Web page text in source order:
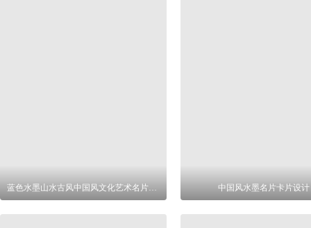
蓝色水墨山水古风中国风文化艺术名片设计 中国风水墨名片卡片设计